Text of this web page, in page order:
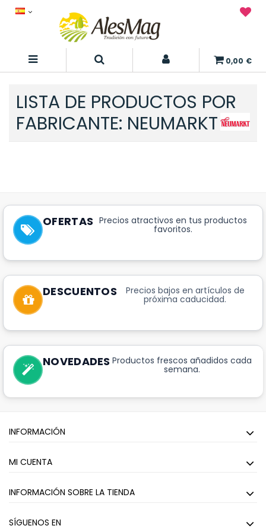
0,00 €
LISTA DE PRODUCTOS POR
FABRICANTE: NEUMARKT
OFERTAS Precios atractivos en tus productos
favoritos.
DESCUENTOS Precios bajos en artículos de
próxima caducidad.
NOVEDADES Productos frescos añadidos cada
semana.
INFORMACIÓN
MI CUENTA
INFORMACIÓN SOBRE LA TIENDA
SÍGUENOS EN